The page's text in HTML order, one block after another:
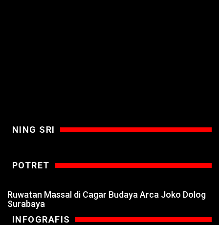
NING SRI
POTRET
Ruwatan Massal di Cagar Budaya Arca Joko Dolog
Surabaya
INFOGRAFIS